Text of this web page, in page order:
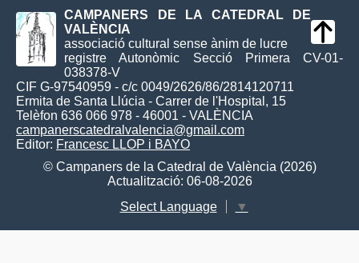
CAMPANERS DE LA CATEDRAL DE
VALÈNCIA
associació cultural sense ànim de lucre
registre Autonòmic Secció Primera CV-01-
038378-V
CIF G-97540959 - c/c 0049/2626/86/2814120711
Ermita de Santa Llúcia - Carrer de l'Hospital, 15
Telèfon 636 066 978 - 46001 - VALÈNCIA
campanerscatedralvalencia@gmail.com
Editor: Francesc LLOP i BAYO
© Campaners de la Catedral de València (2026)
Actualització: 06-08-2026
Select Language
▼